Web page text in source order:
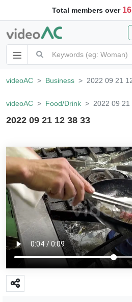
Total members over 16
videoAC Business 2022 09 21
videoAC Food/Drink 2022 09 21
2022 09 21 12 38 33